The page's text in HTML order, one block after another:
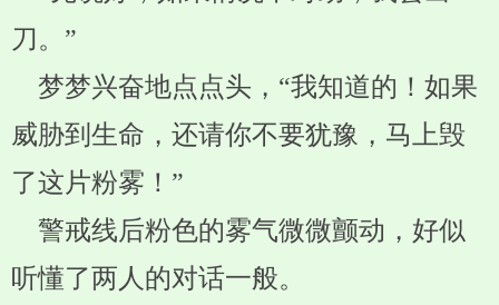
刀。”
梦梦兴奋地点点头，“我知道的！如果
威胁到生命，还请你不要犹豫，马上毁
了这片粉雾！”
警戒线后粉色的雾气微微颤动，好似
听懂了两人的对话一般。